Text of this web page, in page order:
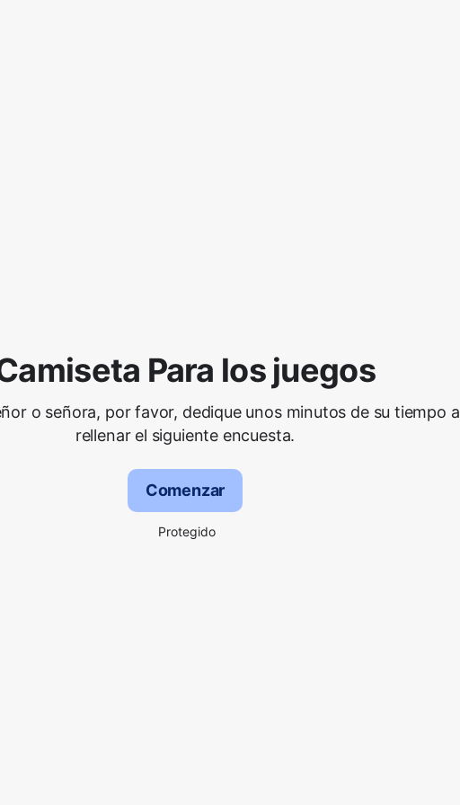
Para los juegos
o señora, por favor, dedique unos minutos de su tiempo a
rellenar el siguiente encuesta.
Comenzar
Protegido